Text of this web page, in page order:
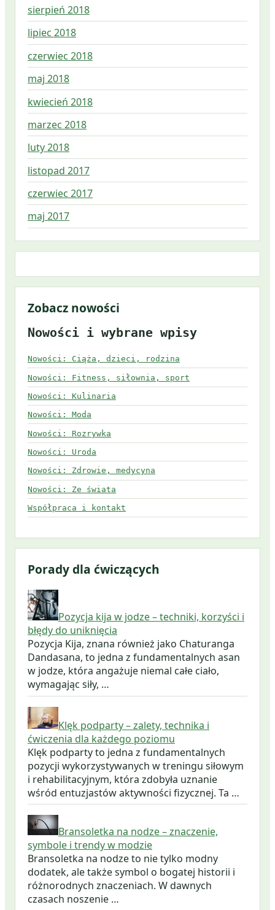
sierpień 2018
lipiec 2018
czerwiec 2018
maj 2018
kwiecień 2018
marzec 2018
luty 2018
listopad 2017
czerwiec 2017
maj 2017
Zobacz nowości
Nowości i wybrane wpisy
Nowości: Ciąża, dzieci, rodzina
Nowości: Fitness, siłownia, sport
Nowości: Kulinaria
Nowości: Moda
Nowości: Rozrywka
Nowości: Uroda
Nowości: Zdrowie, medycyna
Nowości: Ze świata
Współpraca i kontakt
Porady dla ćwiczących
Pozycja kija w jodze – techniki, korzyści i
błędy do uniknięcia
Pozycja Kija, znana również jako Chaturanga
Dandasana, to jedna z fundamentalnych asan
w jodze, która angażuje niemal całe ciało,
wymagając siły, …
Klęk podparty – zalety, technika i
ćwiczenia dla każdego poziomu
Klęk podparty to jedna z fundamentalnych
pozycji wykorzystywanych w treningu siłowym
i rehabilitacyjnym, która zdobyła uznanie
wśród entuzjastów aktywności fizycznej. Ta …
Bransoletka na nodze – znaczenie,
symbole i trendy w modzie
Bransoletka na nodze to nie tylko modny
dodatek, ale także symbol o bogatej historii i
różnorodnych znaczeniach. W dawnych
czasach noszenie …